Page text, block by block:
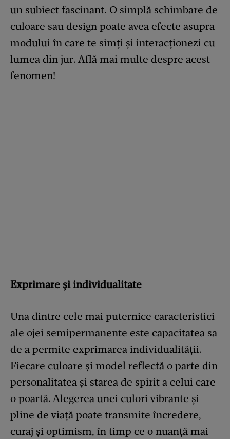
un subiect fascinant. O simplă schimbare de
culoare sau design poate avea efecte asupra
modului în care te simți și interacționezi cu
lumea din jur. Află mai multe despre acest
fenomen!
Exprimare și individualitate
Una dintre cele mai puternice caracteristici
ale ojei semipermanente este capacitatea sa
de a permite exprimarea individualității.
Fiecare culoare și model reflectă o parte din
personalitatea și starea de spirit a celui care
o poartă. Alegerea unei culori vibrante și
pline de viață poate transmite încredere,
curaj și optimism, în timp ce o nuanță mai